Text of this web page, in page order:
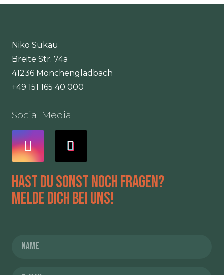
Niko Sukau
Breite Str. 74a
41236 Mönchengladbach
+49 151 165 40 000
Social Media
Hast du sonst noch Fragen?
Melde dich bei uns!